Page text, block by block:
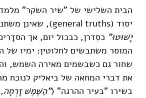
הבית השלישי של "שיר השקר" מלמד
יסוד (general truths), שאינן משתנות.
יָשׁוּטוּ" כסִדרן, כבכול יום, אך
המוסר משתבשים לחלוטין: ימיו של
שחור גם כשבשמים מאירה השמש,
את דברי המחאה של ביאליק לנוכח
בשירו "בעיר ההרגה" ("הַשֶּׁמֶשׁ